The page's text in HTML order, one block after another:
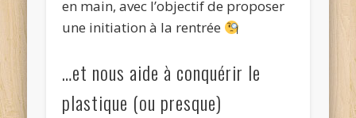
en main, avec l’objectif de proposer
une initiation à la rentrée
…et nous aide à conquérir le
plastique (ou presque)